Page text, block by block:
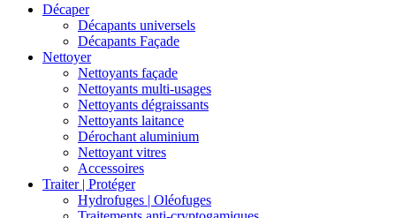
Décaper
Décapants universels
Décapants Façade
Nettoyer
Nettoyants façade
Nettoyants multi-usages
Nettoyants dégraissants
Nettoyants laitance
Dérochant aluminium
Nettoyant vitres
Accessoires
Traiter | Protéger
Hydrofuges | Oléofuges